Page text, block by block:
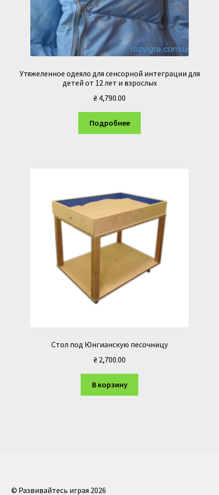
Утяжеленное одеяло для сенсорной интеграции для
детей от 12 лет и взрослых
₴ 4,790.00
Подробнее
Стол под Юнгианскую песочницу
₴ 2,700.00
В корзину
© Развивайтесь играя 2026